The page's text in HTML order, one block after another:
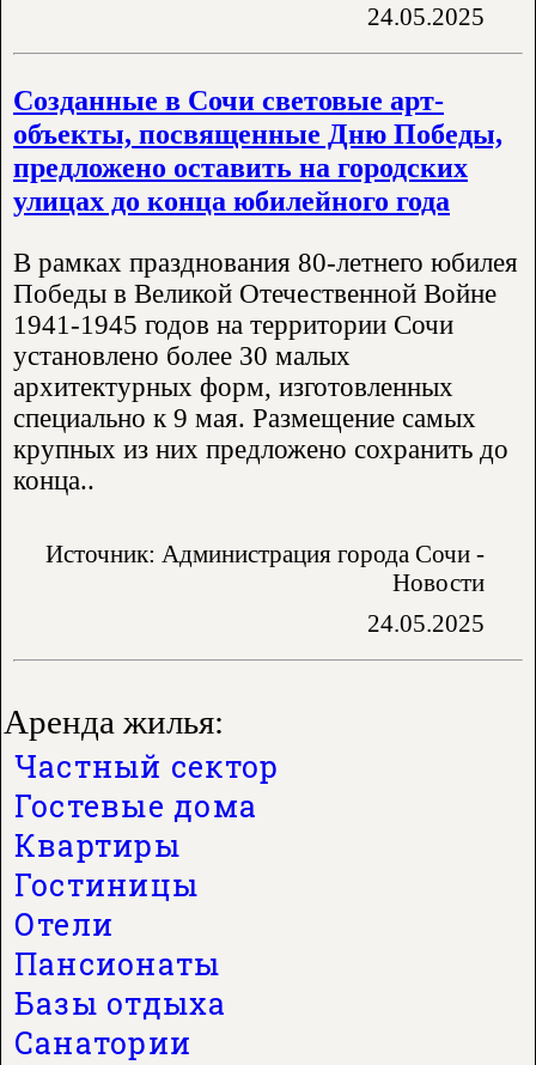
Аренда жилья:
Частный сектор
Гостевые дома
Квартиры
Гостиницы
Отели
Пансионаты
Базы отдыха
Санатории
24.05.2025
Созданные в Сочи световые арт-
объекты, посвященные Дню Победы,
предложено оставить на городских
улицах до конца юбилейного года
В рамках празднования 80-летнего юбилея
Победы в Великой Отечественной Войне
1941-1945 годов на территории Сочи
установлено более 30 малых
архитектурных форм, изготовленных
специально к 9 мая. Размещение самых
крупных из них предложено сохранить до
конца..
Источник: Администрация города Сочи -
Новости
24.05.2025